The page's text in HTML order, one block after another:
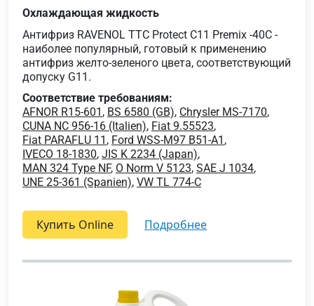
Охлаждающая жидкость
Антифриз RAVENOL TTC Protect C11 Premix -40C -
наиболее популярный, готовый к применению
антифриз желто-зеленого цвета, соответствующий
допуску G11.
Соответствие требованиям:
AFNOR R15-601 , BS 6580 (GB), Chrysler MS-7170,
CUNA NC 956-16 (Italien), Fiat 9.55523,
Fiat PARAFLU 11 , Ford WSS-M97 B51-A1 ,
IVECO 18-1830, JIS K 2234 (Japan),
MAN 324 Type NF, O Norm V 5123, SAE J 1034,
UNE 25-361 (Spanien), VW TL 774-C
Купить Online подробнее